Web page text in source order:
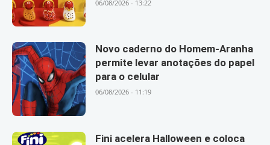
06/08/2026 - 13:22
Novo caderno do Homem-Aranha
permite levar anotações do papel
para o celular
06/08/2026 - 11:19
Fini acelera Halloween e coloca